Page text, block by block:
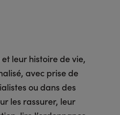
leur histoire de vie,
avec prise de
ou dans des
les rassurer, leur